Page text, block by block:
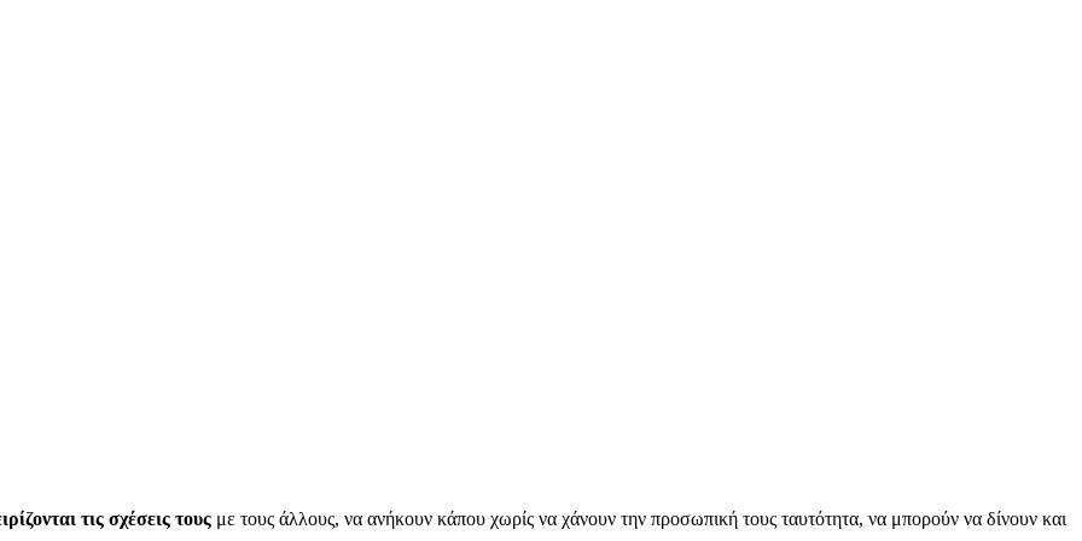
τις σχέσεις τους με τους άλλους, να ανήκουν κάπου χωρίς να χάνουν την προσωπική τους ταυτότητα, να μπορούν να δίνουν και